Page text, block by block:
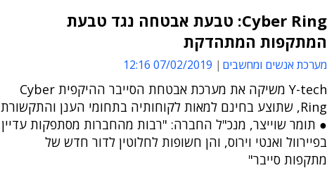
Cyber Ring: טבעת אבטחה נגד טבעת
המתקפות המתהדקת
מערכת אנשים ומחשבים 07/02/2019 12:16
Y-tech משיקה את מערכת אבטחת הסייבר ההיקפית Cyber
Ring, שתוצע בחינם למאות לקוחותיה בתחומי הענן והתקשורת
● תומר שוייצר, מנכ"ל החברה: "רבות מהחברות מסתפקות עדיין
בפיירוול ואנטי וירוס, והן חשופות לחלוטין לדור חדש של
מתקפות סייבר"